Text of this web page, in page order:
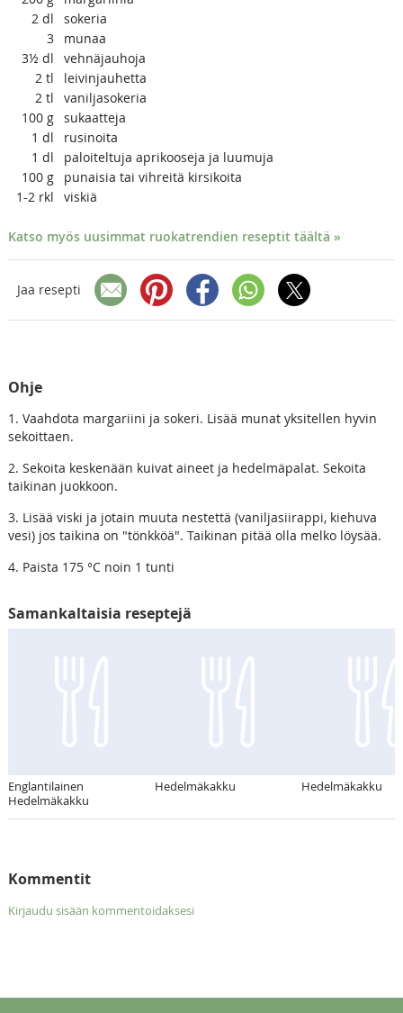
2 dl
sokeria
3
munaa
3½ dl
vehnäjauhoja
2 tl
leivinjauhetta
2 tl
vaniljasokeria
100 g sukaatteja
1 dl
rusinoita
1 dl
paloiteltuja aprikooseja ja luumuja
100 g
punaisia tai vihreitä kirsikoita
1-2 rkl viskiä
Katso myös uusimmat ruokatrendien reseptit täältä »
Jaa resepti
Ohje
1. Vaahdota margariini ja sokeri. Lisää munat yksitellen hyvin
sekoittaen.
2. Sekoita keskenään kuivat aineet ja hedelmäpalat. Sekoita
taikinan juokkoon.
3. Lisää viski ja jotain muuta nestettä (vaniljasiirappi, kiehuva
vesi) jos taikina on "tönkköä". Taikinan pitää olla melko löysää.
4. Paista 175 °C noin 1 tunti
Samankaltaisia reseptejä
Englantilainen
Hedelmäkakku
Hedelmäkakku Hedelmäkakku
Kommentit
Kirjaudu sisään kommentoidaksesi